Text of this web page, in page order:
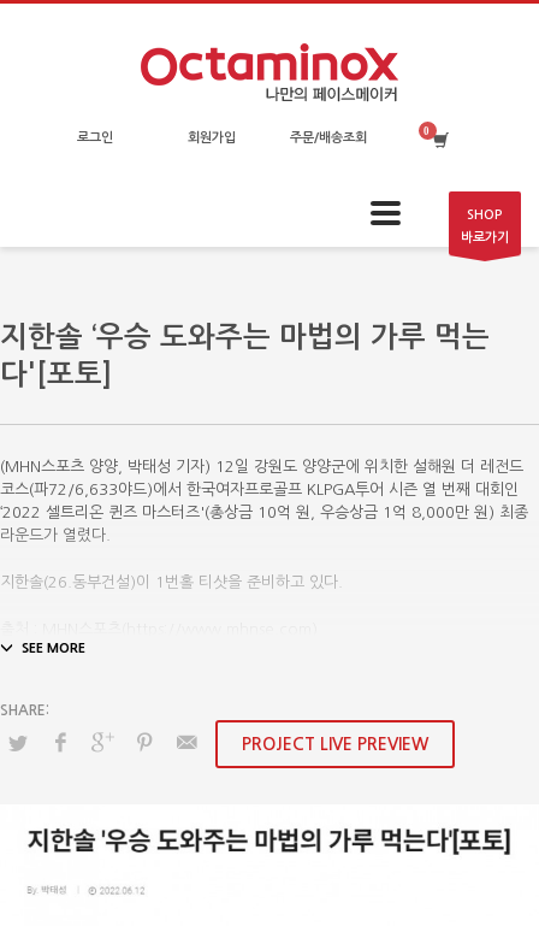
로그인 회원가입 주문/배송조회
SHOP
바로가기
지한솔 ‘우승 도와주는 마법의 가루 먹는
다'[포토]
(MHN스포츠 양양, 박태성 기자) 12일 강원도 양양군에 위치한 설해원 더 레전드
코스(파72/6,633야드)에서 한국여자프로골프 KLPGA투어 시즌 열 번째 대회인
‘2022 셀트리온 퀸즈 마스터즈'(총상금 10억 원, 우승상금 1억 8,000만 원) 최종
라운드가 열렸다.
지한솔(26.동부건설)이 1번홀 티샷을 준비하고 있다.
PROJECT LIVE PREVIEW